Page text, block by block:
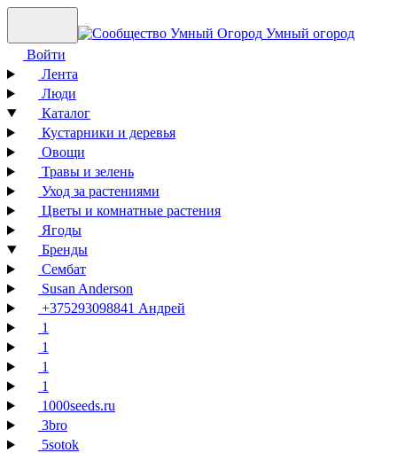
Умный огород
Войти
Лента
Люди
Каталог
Кустарники и деревья
Овощи
Травы и зелень
Уход за растениями
Цветы и комнатные растения
Ягоды
Бренды
Сембат
Susan Anderson
+375293098841 Андрей
1
1
1
1
1000seeds.ru
3bro
5sotok